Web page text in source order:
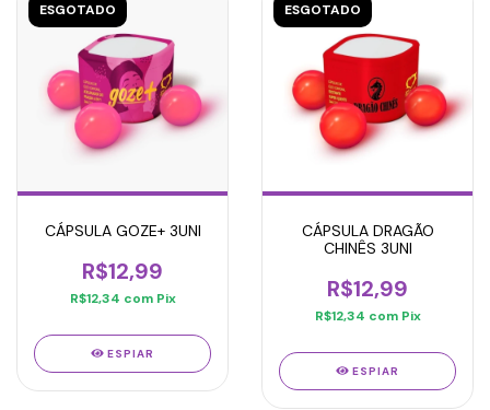
ESGOTADO
CÁPSULA GOZE+ 3UNI
R$12,99
R$12,34 com Pix
ESPIAR
ESGOTADO
CÁPSULA DRAGÃO
CHINÊS 3UNI
R$12,99
R$12,34 com Pix
ESPIAR